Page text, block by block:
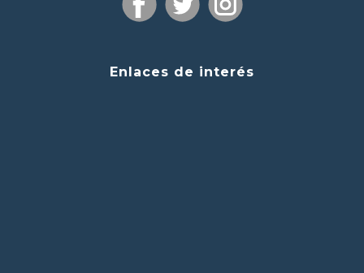
Enlaces de interés